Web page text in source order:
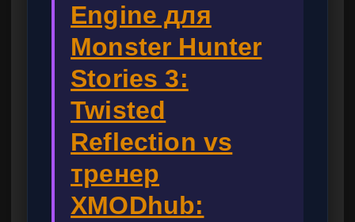
Engine для
Monster Hunter
Stories 3:
Twisted
Reflection vs
тренер
XMODhub: